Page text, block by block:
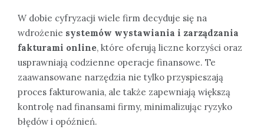
W dobie cyfryzacji wiele firm decyduje się na
wdrożenie systemów wystawiania i zarządzania
fakturami online, które oferują liczne korzyści oraz
usprawniają codzienne operacje finansowe. Te
zaawansowane narzędzia nie tylko przyspieszają
proces fakturowania, ale także zapewniają większą
kontrolę nad finansami firmy, minimalizując ryzyko
błędów i opóźnień.